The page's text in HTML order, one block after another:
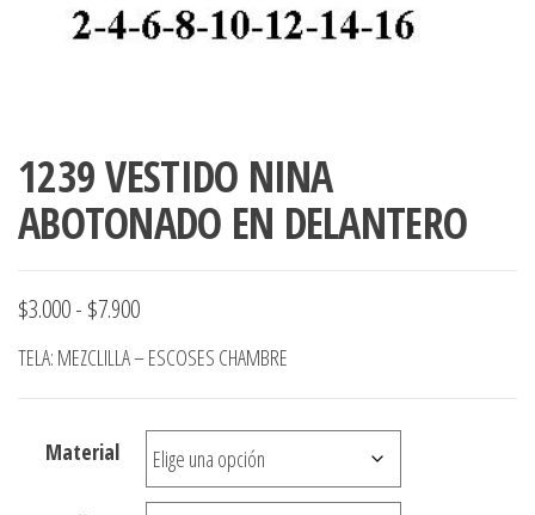
1239 VESTIDO NINA
ABOTONADO EN DELANTERO
$3.000- $7.900Rango
de
desde
$3.000
hasta
TELA: MEZCLILLA – ESCOSES CHAMBRE
Material